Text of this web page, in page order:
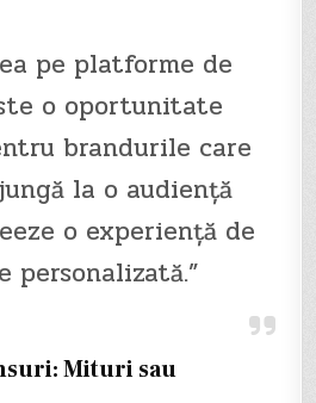
pe platforme de
o oportunitate
brandurile care
la o audiență
o experiență de
personalizată.”
Mituri sau